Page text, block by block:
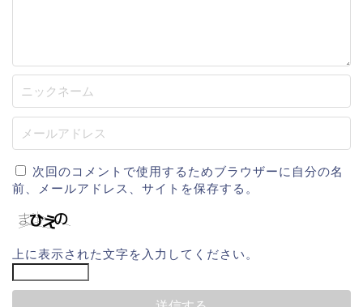
次回のコメントで使用するためブラウザーに自分の名
前、メールアドレス、サイトを保存する。
上に表示された文字を入力してください。